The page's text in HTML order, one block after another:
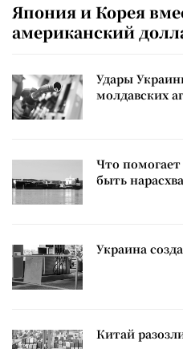
Япония и Корея
американский
Удары
молдавских
Что
быть
Украина
Китай